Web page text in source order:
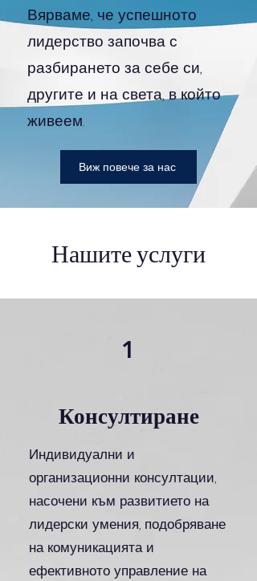
Вярваме, че успешното
лидерство започва с
разбирането за себе си,
другите и на света, в който
живеем.
Виж повече за нас
Нашите услуги
1
Консултиране
Индивидуални и
организационни консултации,
насочени към развитието на
лидерски умения, подобряване
на комуникацията и
ефективното управление на